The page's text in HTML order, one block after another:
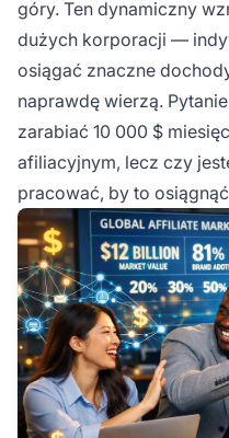
góry. Ten dynamiczny
dużych korporacji —
osiągać znaczne
naprawdę wierzą.
zarabiać 10 000 $
afiliacyjnym, lecz czy
pracować, by to